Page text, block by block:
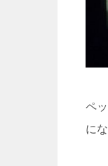
ペ
に